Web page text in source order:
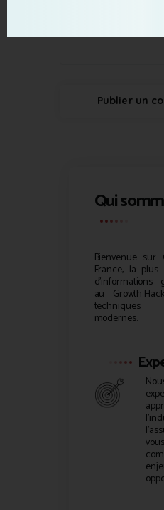
Qui
Bienvenue sur
France, la
d’informations
au Growth
modernes.